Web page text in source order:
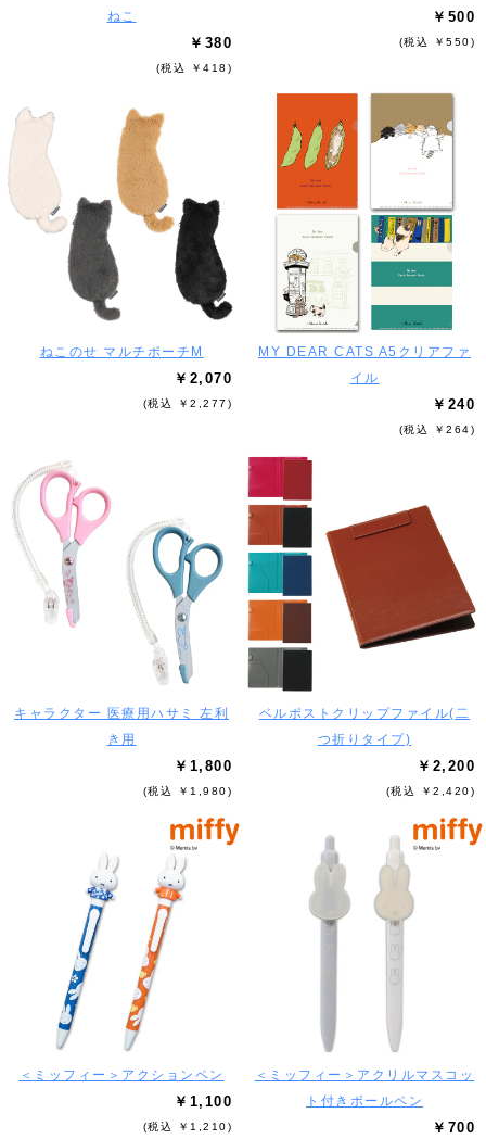
ねこ
￥380
(税込 ￥418)
￥500
(税込 ￥550)
ねこのせ マルチポーチM
￥2,070
(税込 ￥2,277)
MY DEAR CATS A5クリアファ
イル
￥240
(税込 ￥264)
キャラクター 医療用ハサミ 左利
き用
￥1,800
(税込 ￥1,980)
ベルポストクリップファイル(二
つ折りタイプ)
￥2,200
(税込 ￥2,420)
＜ミッフィー＞アクションペン
￥1,100
(税込 ￥1,210)
＜ミッフィー＞アクリルマスコッ
ト付きボールペン
￥700